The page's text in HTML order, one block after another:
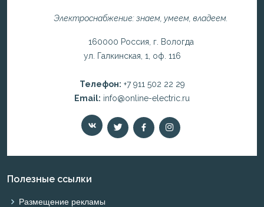
Электроснабжение: знаем, умеем, владеем.
160000 Россия, г. Вологда
ул. Галкинская, 1, оф. 116
Телефон: +7 911 502 22 29
Email: info@online-electric.ru
Полезные ссылки
Размещение рекламы